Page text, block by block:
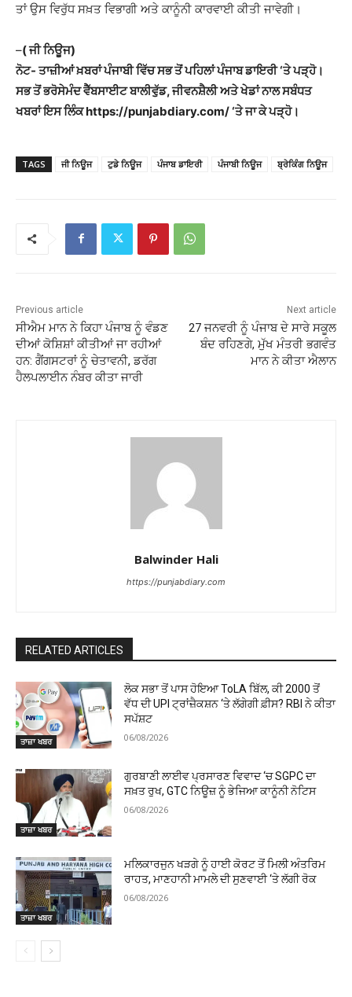
ਤਾਂ ਉਸ ਵਿਰੁੱਧ ਸਖ਼ਤ ਵਿਭਾਗੀ ਅਤੇ ਕਾਨੂੰਨੀ ਕਾਰਵਾਈ ਕੀਤੀ ਜਾਵੇਗੀ।
–( ਜੀ ਨਿਊਜ)
ਨੋਟ- ਤਾਜ਼ੀਆਂ ਖ਼ਬਰਾਂ ਪੰਜਾਬੀ ਵਿੱਚ ਸਭ ਤੋਂ ਪਹਿਲਾਂ ਪੰਜਾਬ ਡਾਇਰੀ ‘ਤੇ ਪੜ੍ਹੋ।
ਸਭ ਤੋਂ ਭਰੋਸੇਮੰਦ ਵੈੱਬਸਾਈਟ ਬਾਲੀਵੁੱਡ, ਜੀਵਨਸ਼ੈਲੀ ਅਤੇ ਖੇਡਾਂ ਨਾਲ ਸਬੰਧਤ
ਖਬਰਾਂ ਇਸ ਲਿੰਕ https://punjabdiary.com/ ‘ਤੇ ਜਾ ਕੇ ਪੜ੍ਹੋ।
TAGS ਜੀ ਨਿਊਜ ਟੁਡੇ ਨਿਊਜ ਪੰਜਾਬ ਡਾਇਰੀ ਪੰਜਾਬੀ ਨਿਊਜ ਬ੍ਰੇਕਿੰਗ ਨਿਊਜ
Previous article
ਸੀਐਮ ਮਾਨ ਨੇ ਕਿਹਾ ਪੰਜਾਬ ਨੂੰ ਵੰਡਣ
ਦੀਆਂ ਕੋਸ਼ਿਸ਼ਾਂ ਕੀਤੀਆਂ ਜਾ ਰਹੀਆਂ
ਹਨ: ਗੈਂਗਸਟਰਾਂ ਨੂੰ ਚੇਤਾਵਨੀ, ਡਰੱਗ
ਹੈਲਪਲਾਈਨ ਨੰਬਰ ਕੀਤਾ ਜਾਰੀ
Next article
27 ਜਨਵਰੀ ਨੂੰ ਪੰਜਾਬ ਦੇ ਸਾਰੇ ਸਕੂਲ
ਬੰਦ ਰਹਿਣਗੇ, ਮੁੱਖ ਮੰਤਰੀ ਭਗਵੰਤ
ਮਾਨ ਨੇ ਕੀਤਾ ਐਲਾਨ
Balwinder Hali
https://punjabdiary.com
RELATED ARTICLES
ਤਾਜ਼ਾ ਖਬਰ
ਲੋਕ ਸਭਾ ਤੋਂ ਪਾਸ ਹੋਇਆ ToLA ਬਿੱਲ, ਕੀ ₹2000 ਤੋਂ
ਵੱਧ ਦੀ UPI ਟ੍ਰਾਂਜ਼ੈਕਸ਼ਨ ‘ਤੇ ਲੱਗੇਗੀ ਫ਼ੀਸ? RBI ਨੇ ਕੀਤਾ
ਸਪੱਸ਼ਟ
06/08/2026
ਤਾਜ਼ਾ ਖਬਰ
ਗੁਰਬਾਣੀ ਲਾਈਵ ਪ੍ਰਸਾਰਣ ਵਿਵਾਦ ‘ਚ SGPC ਦਾ
ਸਖ਼ਤ ਰੁਖ, GTC ਨਿਊਜ਼ ਨੂੰ ਭੇਜਿਆ ਕਾਨੂੰਨੀ ਨੋਟਿਸ
06/08/2026
ਤਾਜ਼ਾ ਖਬਰ
ਮਲਿਕਾਰਜੁਨ ਖੜਗੇ ਨੂੰ ਹਾਈ ਕੋਰਟ ਤੋਂ ਮਿਲੀ ਅੰਤਰਿਮ
ਰਾਹਤ, ਮਾਣਹਾਨੀ ਮਾਮਲੇ ਦੀ ਸੁਣਵਾਈ ‘ਤੇ ਲੱਗੀ ਰੋਕ
06/08/2026